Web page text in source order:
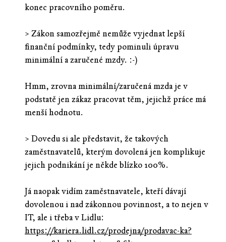
konec pracovního poměru.
> Zákon samozřejmě nemůže vyjednat lepší
finanční podmínky, tedy pominuli úpravu
minimální a zaručené mzdy. :-)
Hmm, zrovna minimální/zaručená mzda je v
podstatě jen zákaz pracovat těm, jejichž práce má
menší hodnotu.
> Dovedu si ale představit, že takových
zaměstnavatelů, kterým dovolená jen komplikuje
jejich podnikání je někde blízko 100%.
Já naopak vidím zaměstnavatele, kteří dávají
dovolenou i nad zákonnou povinnost, a to nejen v
IT, ale i třeba v Lidlu:
https://kariera.lidl.cz/prodejna/prodavac-ka?